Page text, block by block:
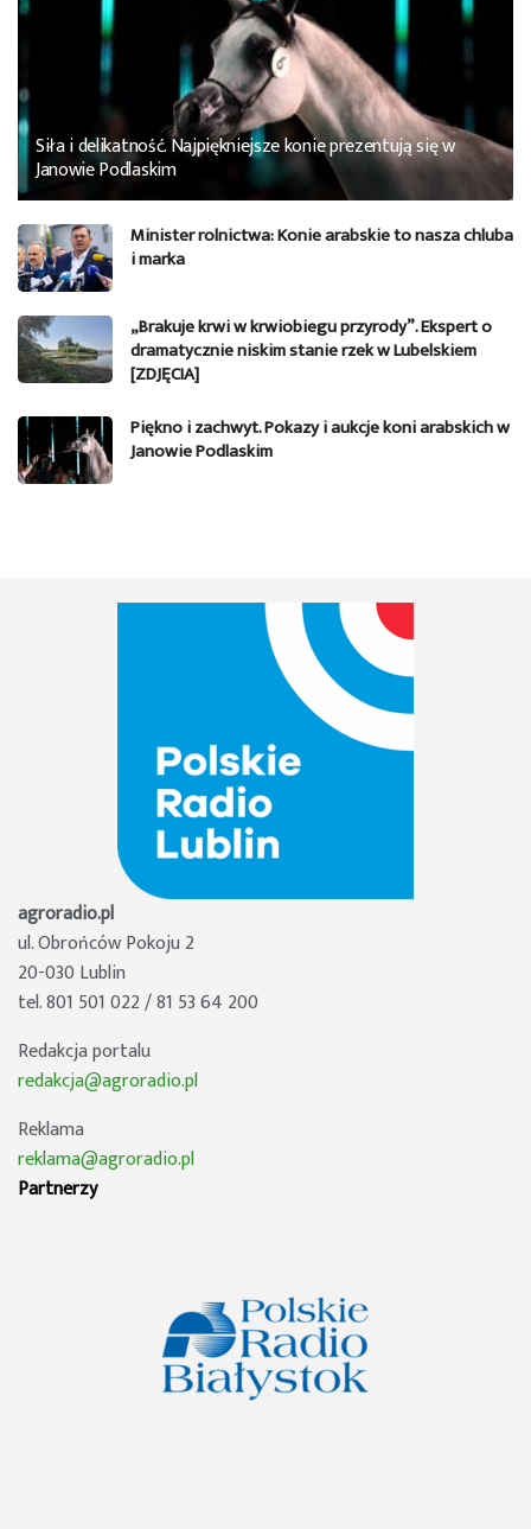
Siła i delikatność. Najpiękniejsze konie prezentują się w
Janowie Podlaskim
Minister rolnictwa: Konie arabskie to nasza chluba
i marka
„Brakuje krwi w krwiobiegu przyrody”. Ekspert o
dramatycznie niskim stanie rzek w Lubelskiem
[ZDJĘCIA]
Piękno i zachwyt. Pokazy i aukcje koni arabskich w
Janowie Podlaskim
agroradio.pl
ul. Obrońców Pokoju 2
20-030 Lublin
tel. 801 501 022 / 81 53 64 200
Redakcja portalu
redakcja@agroradio.pl
Reklama
reklama@agroradio.pl
Partnerzy